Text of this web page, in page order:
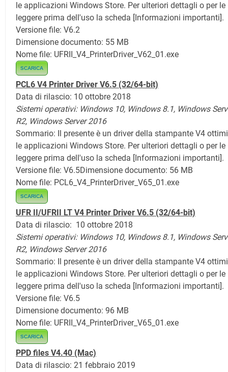
le applicazioni Windows Store. Per ulteriori dettagli o per
leggere prima dell'uso la scheda [Informazioni importanti].
Versione file: V6.2
Dimensione documento: 55 MB
Nome file: UFRII_V4_PrinterDriver_V62_01.exe
SCARICA
PCL6 V4 Printer Driver V6.5 (32/64-bit)
Data di rilascio: 10 ottobre 2018
Sistemi operativi: Windows 10, Windows 8.1, Windows
R2, Windows Server 2016
Sommario: Il presente è un driver della stampante V4
le applicazioni Windows Store. Per ulteriori dettagli o per
leggere prima dell'uso la scheda [Informazioni importanti].
Versione file: V6.5Dimensione documento: 56 MB
Nome file: PCL6_V4_PrinterDriver_V65_01.exe
SCARICA
UFR II/UFRII LT V4 Printer Driver V6.5 (32/64-bit)
Data di rilascio: 10 ottobre 2018
Sistemi operativi: Windows 10, Windows 8.1, Windows
R2, Windows Server 2016
Sommario: Il presente è un driver della stampante V4
le applicazioni Windows Store. Per ulteriori dettagli o per
leggere prima dell'uso la scheda [Informazioni importanti].
Versione file: V6.5
Dimensione documento: 96 MB
Nome file: UFRII_V4_PrinterDriver_V65_01.exe
SCARICA
PPD files V4.40 (Mac)
Data di rilascio: 21 febbraio 2019